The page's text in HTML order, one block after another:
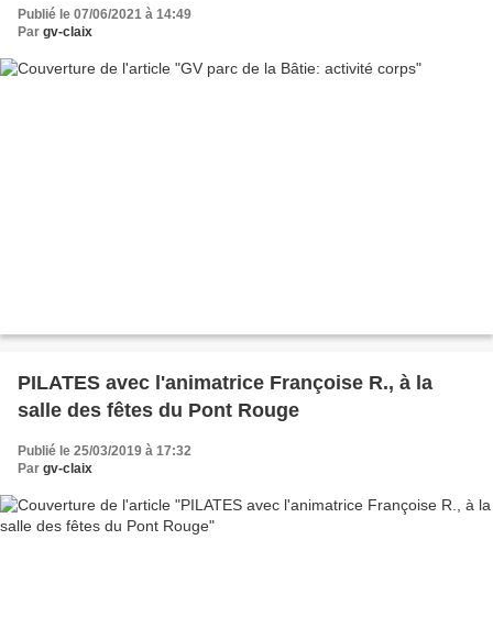
Publié le 07/06/2021 à 14:49
Par gv-claix
PILATES avec l'animatrice Françoise R., à la
salle des fêtes du Pont Rouge
Publié le 25/03/2019 à 17:32
Par gv-claix